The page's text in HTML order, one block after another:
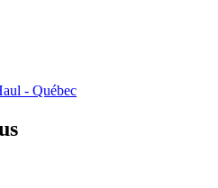
- Québec